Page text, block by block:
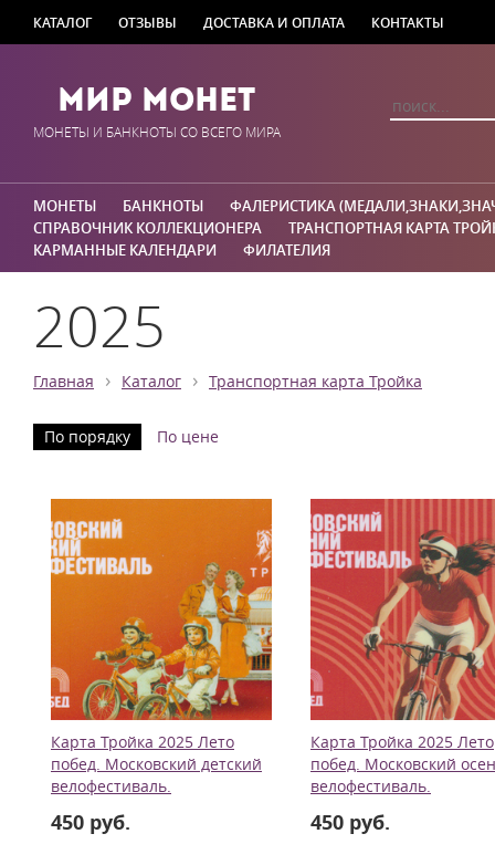
КАТАЛОГ ОТЗЫВЫ ДОСТАВКА И ОПЛАТА КОНТАКТЫ
Мир Монет
МОНЕТЫ И БАНКНОТЫ СО ВСЕГО МИРА
МОНЕТЫ БАНКНОТЫ
ФАЛЕРИСТИКА
СПРАВОЧНИК КОЛЛЕКЦИОНЕРА
ТРАНСПОРТНАЯ КАРТА
КАРМАННЫЕ КАЛЕНДАРИ
ФИЛАТЕЛИЯ
2025
Главная › Каталог › Транспортная карта Тройка
По порядку По цене
Карта Тройка 2025 Лето
побед. Московский детский
велофестиваль.
450 руб.
Карта Тройка 2025 Лето
побед. Московский
велофестиваль.
450 руб.